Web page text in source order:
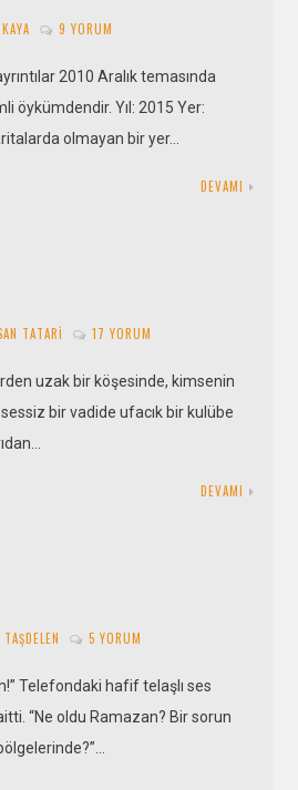
9 YORUM
2010 Aralık temasında
öykümdendir. Yıl: 2015 Yer:
olmayan bir yer…
DEVAMI
TATARI 17 YORUM
uzak bir köşesinde, kimsenin
sessiz bir vadide ufacık bir kulübe
DEVAMI
5 YORUM
Telefondaki hafif telaşlı ses
“Ne oldu Ramazan? Bir sorun